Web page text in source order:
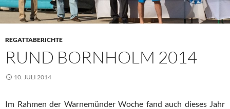
REGATTABERICHTE
RUND BORNHOLM 2014
10. JULI 2014
Im Rahmen der Warnemünder Woche fand auch dieses Jahr